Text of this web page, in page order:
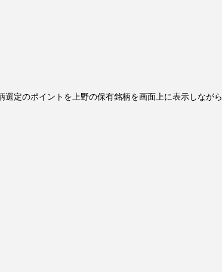
選定のポイントを上野の保有銘柄を画面上に表示しながら